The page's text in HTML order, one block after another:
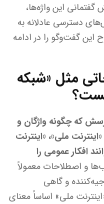
این واژه‌ها،
دسترسی عادلانه به
این گفت‌وگو را در ادامه
مثل «شبکه
که چگونه واژگان و
ملی»، «اینترنت
افکار عمومی را
و اصطلاحات معمولاً
و گاهی
ملی» اساساً معنای